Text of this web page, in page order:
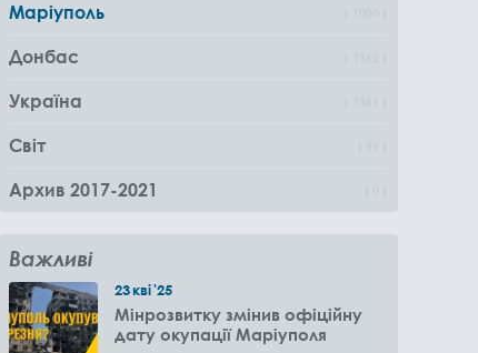
Маріуполь
Донбас
Україна
Світ
Архив 2017-2021
Важливі
23кві'25
Мінрозвитку змінив офіційну
дату окупації Маріуполя